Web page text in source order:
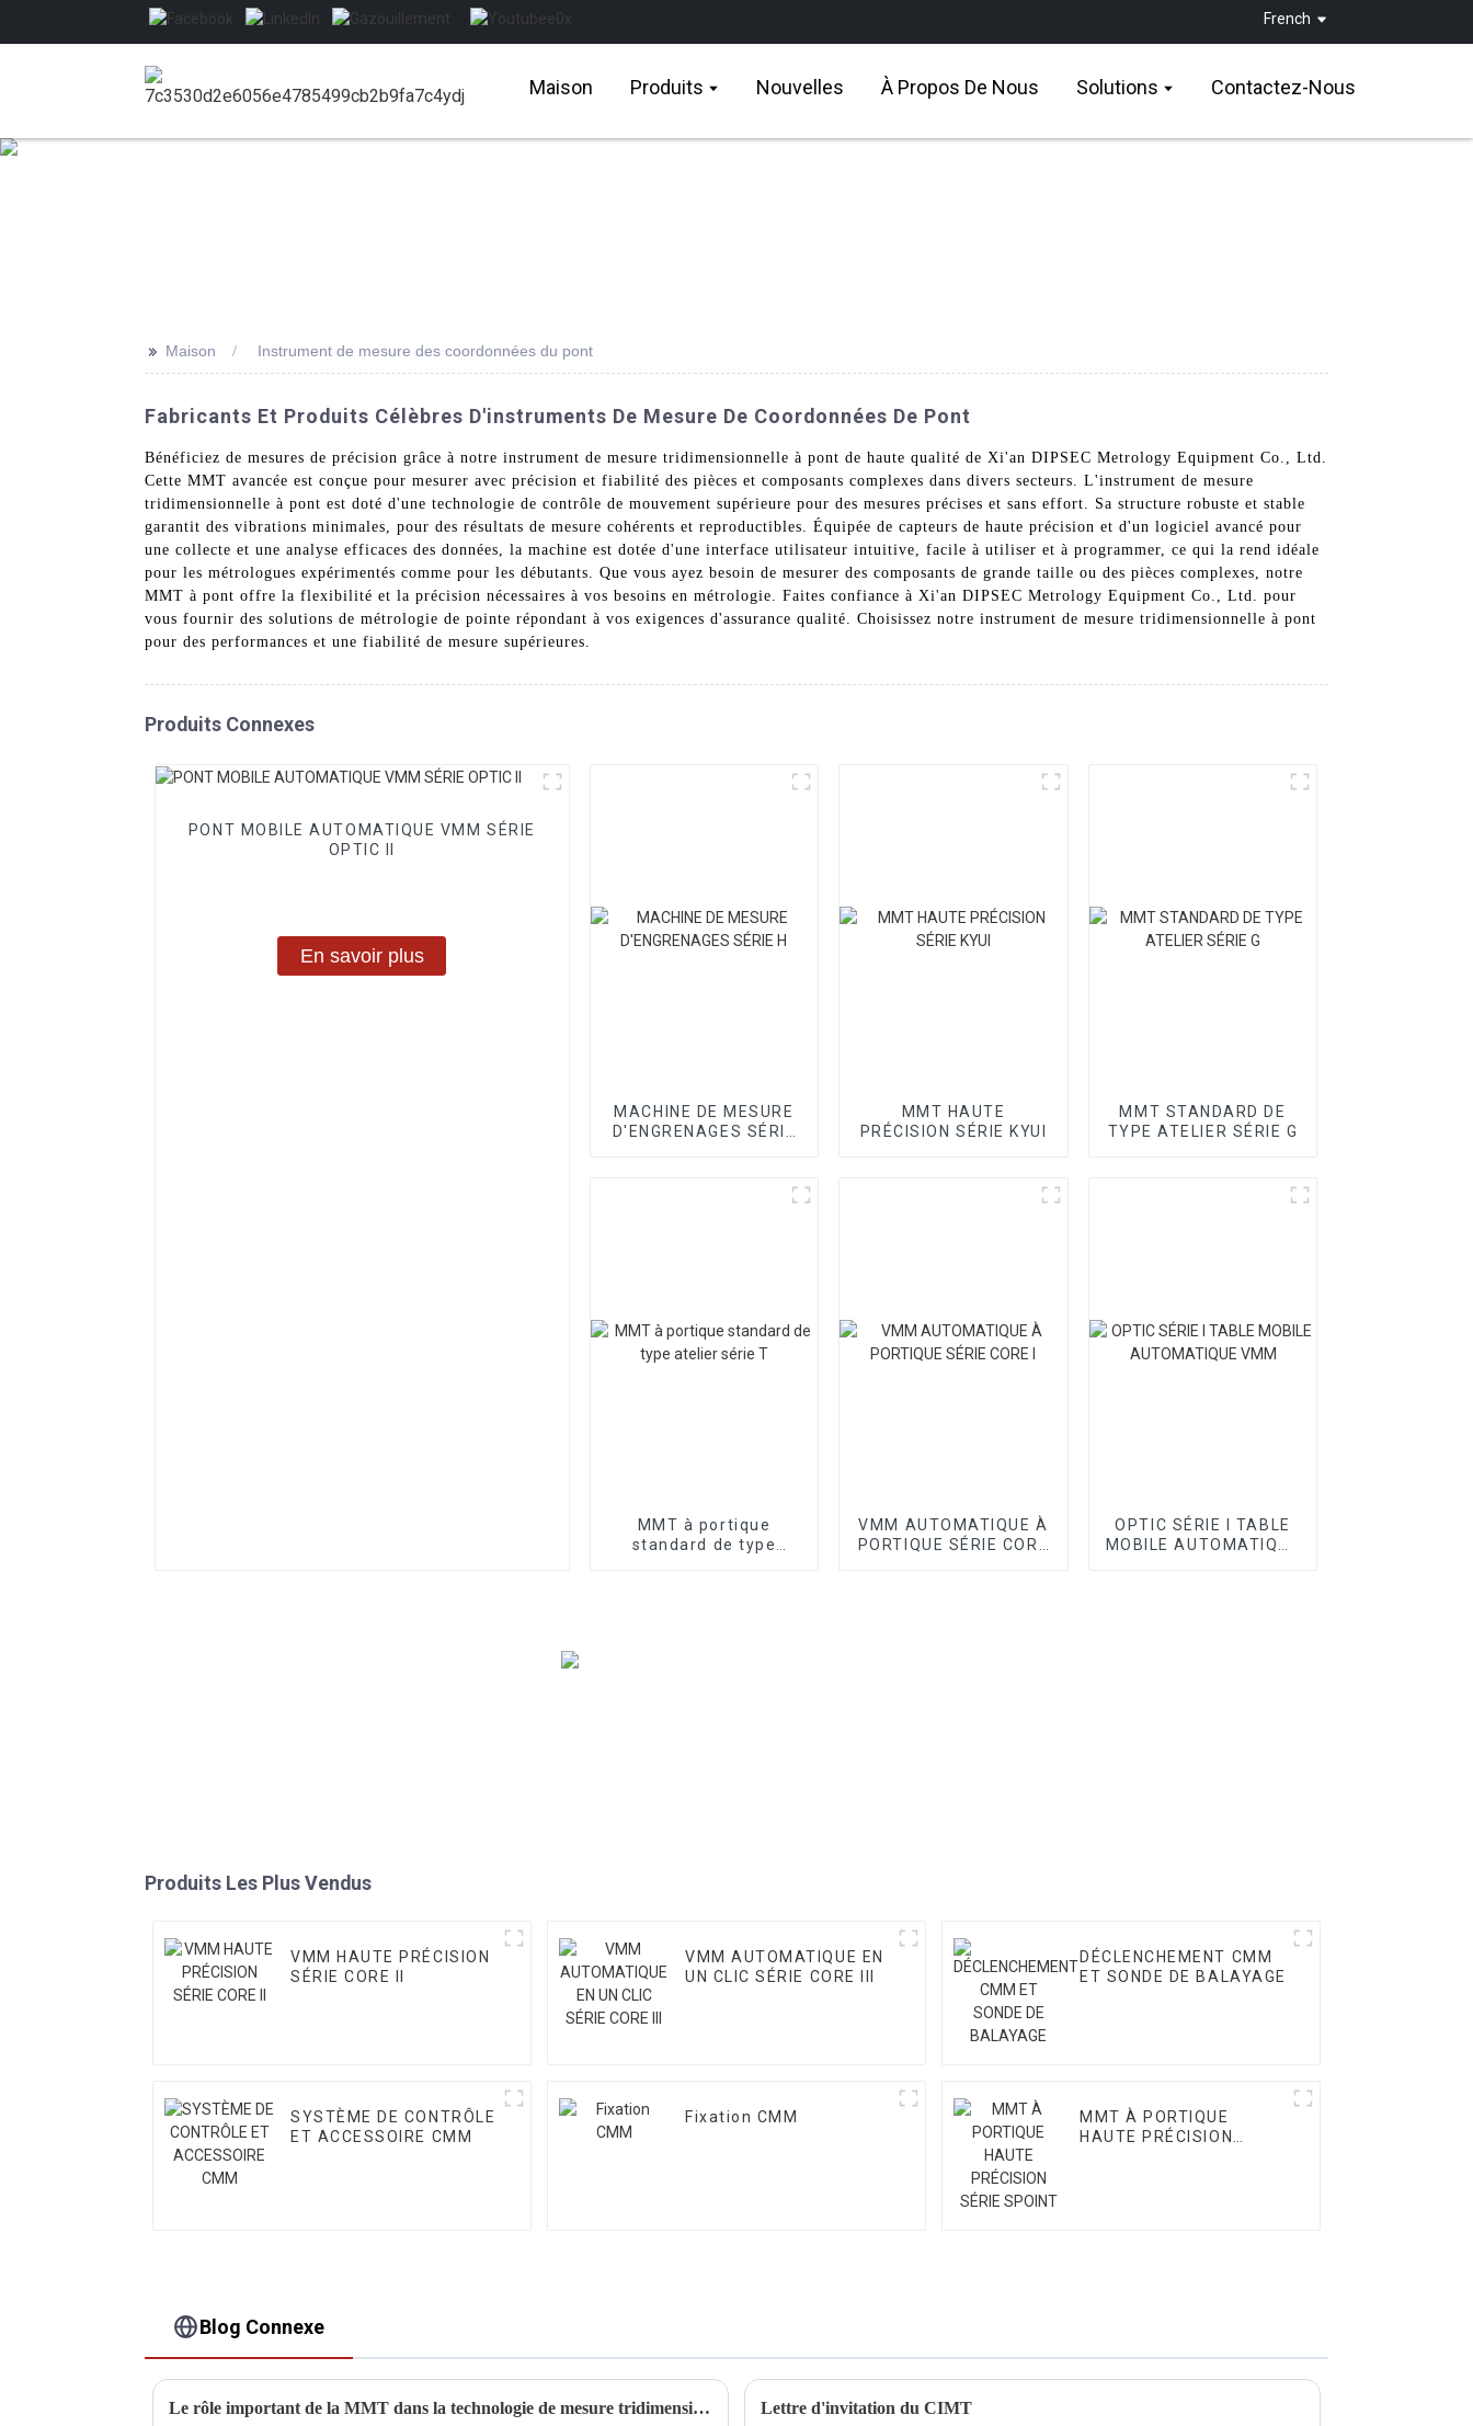
French
Maison Produits Nouvelles À Propos De Nous Solutions Contactez-Nous
>> Maison Instrument de mesure des coordonnées du pont
Fabricants Et Produits Célèbres D'instruments De Mesure De Coordonnées De Pont
Bénéficiez de mesures de précision grâce à notre instrument de mesure tridimensionnelle à pont de haute qualité de Xi'an DIPSEC Metrology Equipment Co., Ltd.
Cette MMT avancée est conçue pour mesurer avec précision et fiabilité des pièces et composants complexes dans divers secteurs. L'instrument de mesure
tridimensionnelle à pont est doté d'une technologie de contrôle de mouvement supérieure pour des mesures précises et sans effort. Sa structure robuste et stable
garantit des vibrations minimales, pour des résultats de mesure cohérents et reproductibles. Équipée de capteurs de haute précision et d'un logiciel avancé pour
une collecte et une analyse efficaces des données, la machine est dotée d'une interface utilisateur intuitive, facile à utiliser et à programmer, ce qui la rend idéale
pour les métrologues expérimentés comme pour les débutants. Que vous ayez besoin de mesurer des composants de grande taille ou des pièces complexes, notre
MMT à pont offre la flexibilité et la précision nécessaires à vos besoins en métrologie. Faites confiance à Xi'an DIPSEC Metrology Equipment Co., Ltd. pour
vous fournir des solutions de métrologie de pointe répondant à vos exigences d'assurance qualité. Choisissez notre instrument de mesure tridimensionnelle à pont
pour des performances et une fiabilité de mesure supérieures.
Produits Connexes
PONT MOBILE AUTOMATIQUE VMM SÉRIE
OPTIC II
En savoir plus
MACHINE DE MESURE
D'ENGRENAGES SÉRIE
MMT HAUTE
PRÉCISION SÉRIE KYUI
MMT STANDARD DE
TYPE ATELIER SÉRIE G
MMT à portique
standard de type
VMM AUTOMATIQUE À
PORTIQUE SÉRIE CORE
OPTIC SÉRIE I TABLE
MOBILE AUTOMATIQUE
Produits Les Plus Vendus
VMM HAUTE PRÉCISION
SÉRIE CORE II
VMM AUTOMATIQUE EN
UN CLIC SÉRIE CORE III
DÉCLENCHEMENT CMM
ET SONDE DE BALAYAGE
SYSTÈME DE CONTRÔLE
ET ACCESSOIRE CMM
Fixation CMM
MMT À PORTIQUE
HAUTE PRÉCISION
Blog Connexe
Le rôle important de la MMT dans la technologie de mesure tridimensionnelle Lettre d'invitation du CIMT